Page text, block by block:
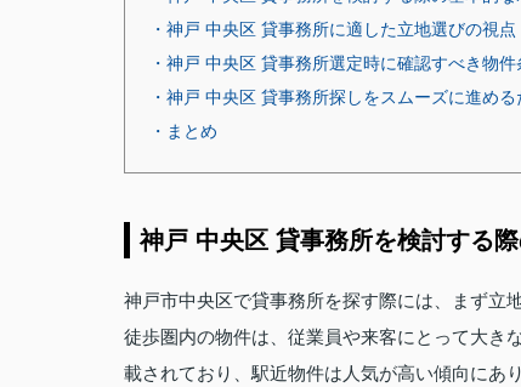
・神戸 中央区 貸事務所に適した立地選びの視点
・神戸 中央区 貸事務所選定時に確認すべき物件
・神戸 中央区 貸事務所探しをスムーズに進め
・まとめ
神戸 中央区 貸事務所を検討する
神戸市中央区で貸事務所を探す際には、まず立
徒歩圏内の物件は、従業員や来客にとって大き
載されており、駅近物件は人気が高い傾向にあ